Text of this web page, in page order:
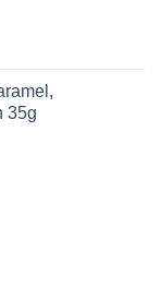
35g